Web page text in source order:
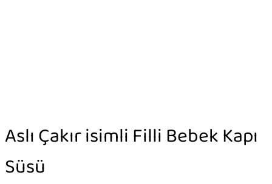
Aslı Çakır isimli Filli Bebek Kapı
Süsü